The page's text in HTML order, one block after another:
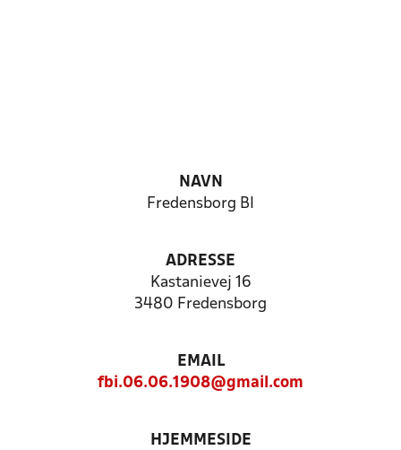
NAVN
Fredensborg BI
ADRESSE
Kastanievej 16
3480 Fredensborg
EMAIL
fbi.06.06.1908@gmail.com
HJEMMESIDE